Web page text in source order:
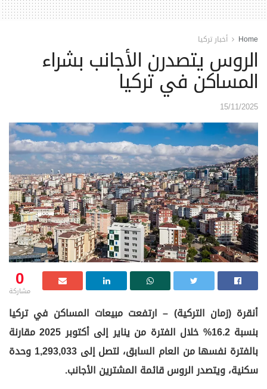
Home أخبار تركيا
الروس يتصدرن الأجانب بشراء
المساكن في تركيا
15/11/2025
0
مشاركة
أنقرة (زمان التركية) – ارتفعت مبيعات المساكن في تركيا
بنسبة 16.2% خلال الفترة من يناير إلى أكتوبر 2025 مقارنة
بالفترة نفسها من العام السابق، لتصل إلى 1,293,033 وحدة
سكنية، ويتصدر الروس قائمة المشترين الأجانب.